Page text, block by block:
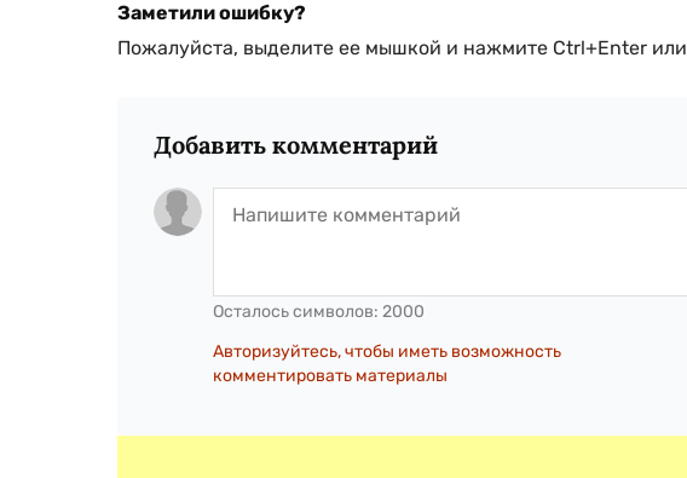
Заметили ошибку?
Пожалуйста, выделите ее мышкой и нажмите Ctrl+Enter или
Добавить комментарий
Осталось символов: 2000
Авторизуйтесь, чтобы иметь возможность
комментировать материалы